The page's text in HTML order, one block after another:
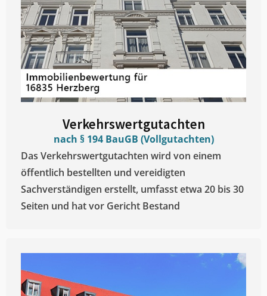
Verkehrswertgutachten
nach § 194 BauGB (Vollgutachten)
Das Verkehrswertgutachten wird von einem
öffentlich bestellten und vereidigten
Sachverständigen erstellt, umfasst etwa 20 bis 30
Seiten und hat vor Gericht Bestand